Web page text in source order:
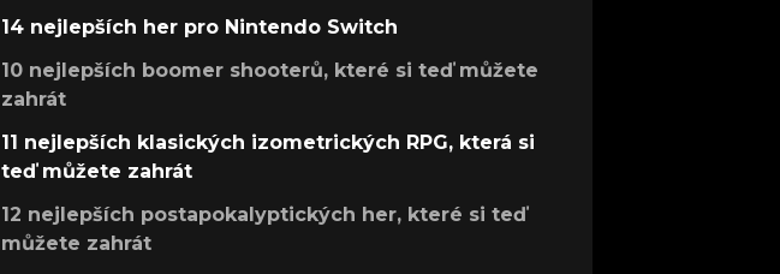
14 nejlepších her pro Nintendo Switch
10 nejlepších boomer shooterů, které si teď můžete
zahrát
11 nejlepších klasických izometrických RPG, která si
teď můžete zahrát
12 nejlepších postapokalyptických her, které si teď
můžete zahrát